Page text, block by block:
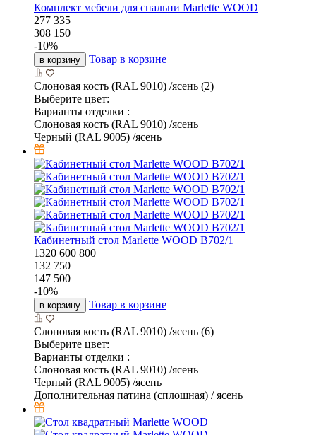
Комплект мебели для спальни Marlette WOOD
277 335
308 150
-10%
в корзину Товар в корзине
Слоновая кость (RAL 9010) /ясень (2)
Выберите цвет:
Варианты отделки :
Слоновая кость (RAL 9010) /ясень
Черный (RAL 9005) /ясень
Кабинетный стол Marlette WOOD В702/1
1320 600 800
132 750
147 500
-10%
в корзину Товар в корзине
Слоновая кость (RAL 9010) /ясень (6)
Выберите цвет:
Варианты отделки :
Слоновая кость (RAL 9010) /ясень
Черный (RAL 9005) /ясень
Дополнительная патина (сплошная) / ясень